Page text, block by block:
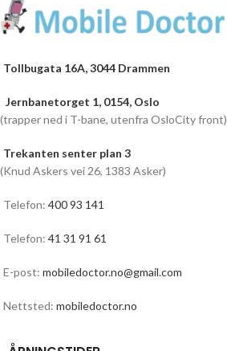
Tollbugata 16A, 3044 Drammen
Jernbanetorget 1, 0154, Oslo
(trapper ned i T-bane, utenfra OsloCity front)
Trekanten senter plan 3
(Knud Askers vei 26, 1383 Asker)
Telefon: 400 93 141
Telefon: 41 31 91 61
E-post: mobiledoctor.no@gmail.com
Nettsted: mobiledoctor.no